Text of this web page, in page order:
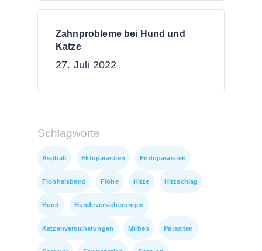
Zahnprobleme bei Hund und
Katze
27. Juli 2022
Schlagworte
Asphalt Ektoparasiten Endoparasiten
Flohhalsband Flöhe Hitze Hitzschlag
Hund Hundeversicherungen
Katzenversicherungen Milben Parasiten